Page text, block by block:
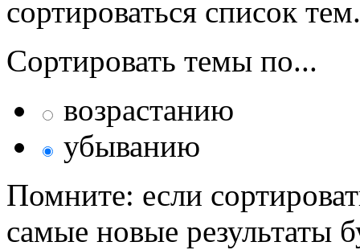
сортироваться список тем.
Сортировать темы по...
возрастанию
убыванию
Помните: если
самые новые результаты